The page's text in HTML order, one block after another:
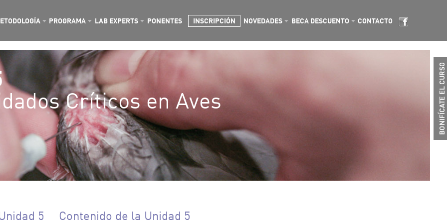
PROGRAMA LAB EXPERTS PONENTES INSCRIPCIÓN NOVEDADES BECA DESCUENTO CONTACTO
Críticos en Aves
5 Contenido de la Unidad 5